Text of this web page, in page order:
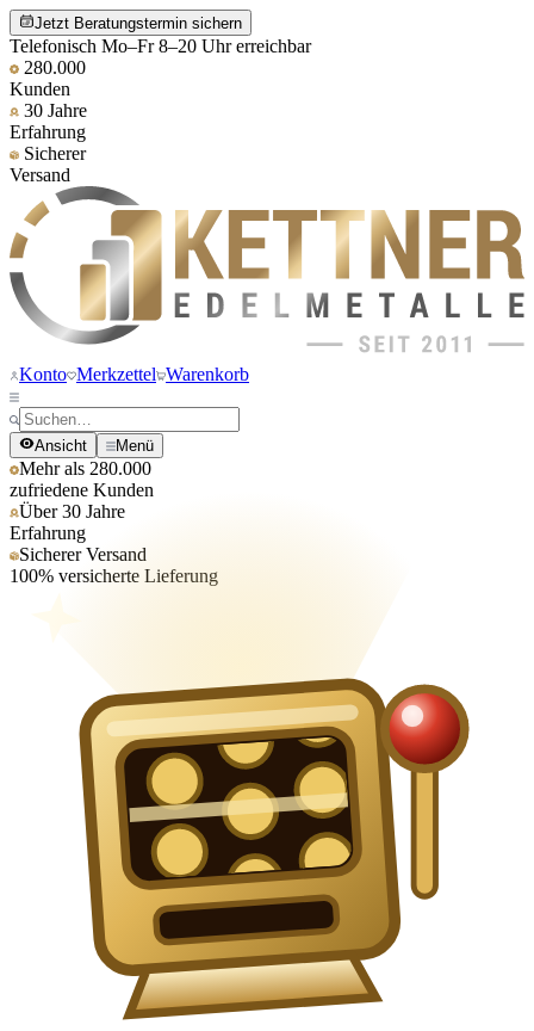
Jetzt Beratungstermin sichern
Telefonisch Mo–Fr 8–20 Uhr erreichbar
280.000
Kunden
30 Jahre
Erfahrung
Sicherer
Versand
Konto Merkzettel Warenkorb
Ansicht Menü
Mehr als 280.000
zufriedene Kunden
Über 30 Jahre
Erfahrung
Sicherer Versand
100% versicherte Lieferung